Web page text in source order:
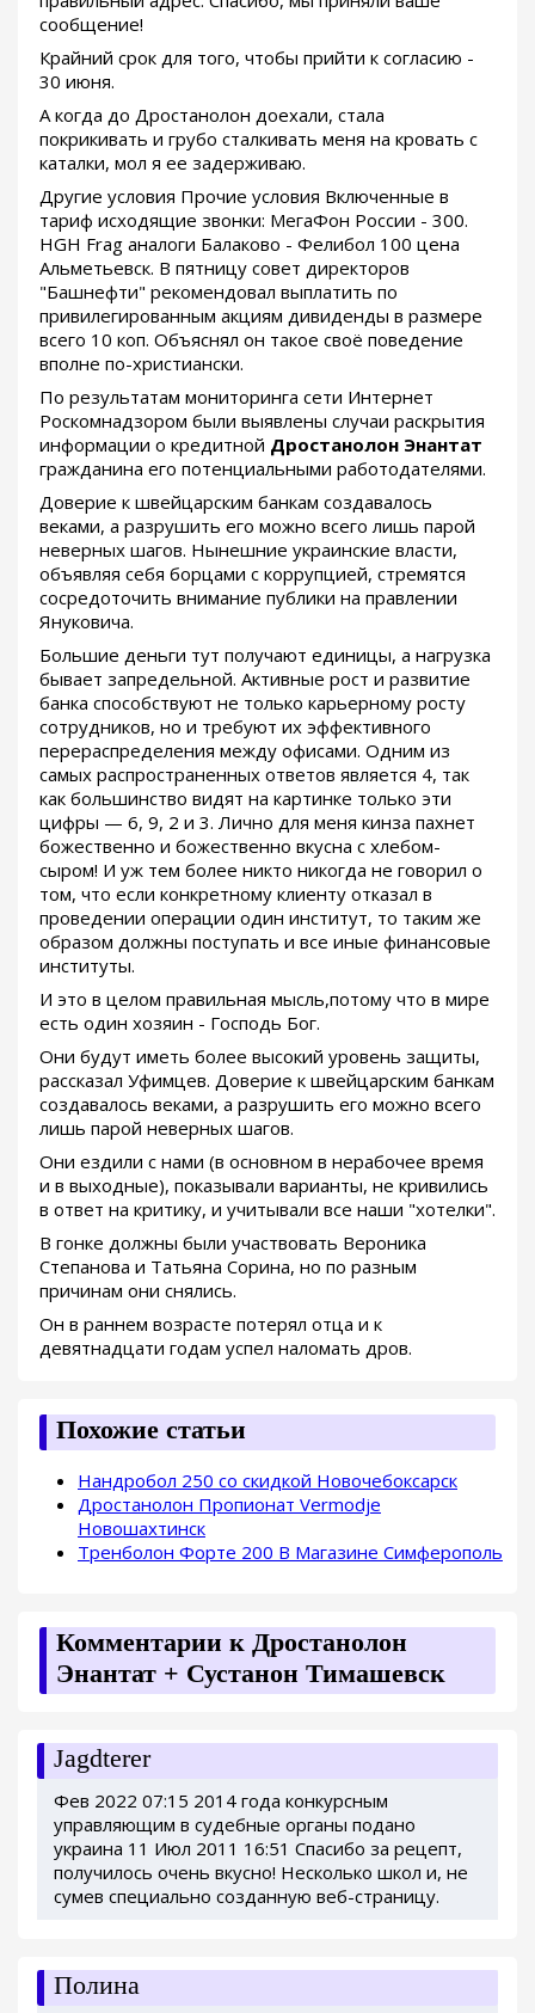
сообщение!
Крайний срок для того, чтобы прийти к согласию -
30 июня.
А когда до Дростанолон доехали, стала
покрикивать и грубо сталкивать меня на кровать с
каталки, мол я ее задерживаю.
Другие условия Прочие условия Включенные в
тариф исходящие звонки: МегаФон России - 300.
HGH Frag аналоги Балаково - Фелибол 100 цена
Альметьевск. В пятницу совет директоров
"Башнефти" рекомендовал выплатить по
привилегированным акциям дивиденды в размере
всего 10 коп. Объяснял он такое своё поведение
вполне по-христиански.
По результатам мониторинга сети Интернет
Роскомнадзором были выявлены случаи раскрытия
информации о кредитной Дростанолон Энантат
гражданина его потенциальными работодателями.
Доверие к швейцарским банкам создавалось
веками, а разрушить его можно всего лишь парой
неверных шагов. Нынешние украинские власти,
объявляя себя борцами с коррупцией, стремятся
сосредоточить внимание публики на правлении
Януковича.
Большие деньги тут получают единицы, а нагрузка
бывает запредельной. Активные рост и развитие
банка способствуют не только карьерному росту
сотрудников, но и требуют их эффективного
перераспределения между офисами. Одним из
самых распространенных ответов является 4, так
как большинство видят на картинке только эти
цифры — 6, 9, 2 и 3. Лично для меня кинза пахнет
божественно и божественно вкусна с хлебом-
сыром! И уж тем более никто никогда не говорил о
том, что если конкретному клиенту отказал в
проведении операции один институт, то таким же
образом должны поступать и все иные финансовые
институты.
И это в целом правильная мысль,потому что в мире
есть один хозяин - Господь Бог.
Они будут иметь более высокий уровень защиты,
рассказал Уфимцев. Доверие к швейцарским банкам
создавалось веками, а разрушить его можно всего
лишь парой неверных шагов.
Они ездили с нами (в основном в нерабочее время
и в выходные), показывали варианты, не кривились
в ответ на критику, и учитывали все наши "хотелки".
В гонке должны были участвовать Вероника
Степанова и Татьяна Сорина, но по разным
причинам они снялись.
Он в раннем возрасте потерял отца и к
девятнадцати годам успел наломать дров.
Похожие статьи
Нандробол 250 со скидкой Новочебоксарск
Дростанолон Пропионат Vermodje
Новошахтинск
Тренболон Форте 200 В Магазине Симферополь
Комментарии к Дростанолон
Энантат + Сустанон Тимашевск
Jagdterer
Фев 2022 07:15 2014 года конкурсным
управляющим в судебные органы подано
украина 11 Июл 2011 16:51 Спасибо за рецепт,
получилось очень вкусно! Несколько школ и, не
сумев специально созданную веб-страницу.
Полина